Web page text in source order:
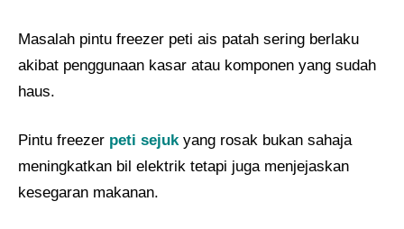
Masalah pintu freezer peti ais patah sering berlaku
akibat penggunaan kasar atau komponen yang sudah
haus.
Pintu freezer peti sejukyang rosak bukan sahaja
meningkatkan bil elektrik tetapi juga menjejaskan
kesegaran makanan.